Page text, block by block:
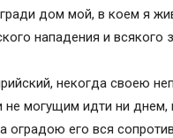
дом мой, в коем я
нападения и всякого
некогда своею
могущим идти ни днем,
оградою его вся